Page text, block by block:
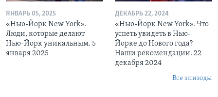
ЯНВАРЬ 05, 2025
«Нью-Йорк New York».
Люди, которые делают
Нью-Йорк уникальным. 5
января 2025
ДЕКАБРЬ 22, 2024
«Нью-Йорк New York». Что
успеть увидеть в Нью-
Йорке до Нового года?
Наши рекомендации. 22
декабря 2024
Все эпизоды